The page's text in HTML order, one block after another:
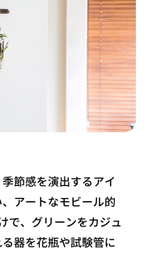
節感を演出するアイ
アートなモビール的
で、グリーンをカジュ
器を花瓶や試験管に